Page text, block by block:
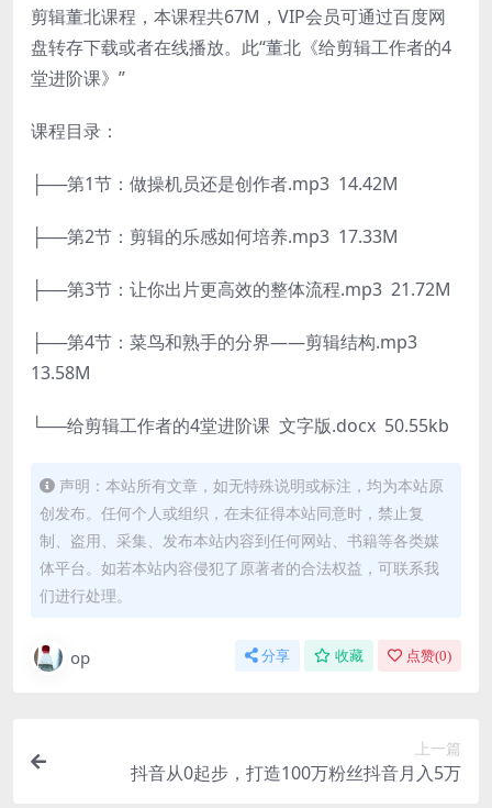
剪辑董北课程，本课程共67M，VIP会员可通过百度网
盘转存下载或者在线播放。此“董北《给剪辑工作者的4
堂进阶课》”
课程目录：
├──第1节：做操机员还是创作者.mp3 14.42M
├──第2节：剪辑的乐感如何培养.mp3 17.33M
├──第3节：让你出片更高效的整体流程.mp3 21.72M
├──第4节：菜鸟和熟手的分界——剪辑结构.mp3
13.58M
└──给剪辑工作者的4堂进阶课 文字版.docx 50.55kb
声明：本站所有文章，如无特殊说明或标注，均为本站原
创发布。任何个人或组织，在未征得本站同意时，禁止复
制、盗用、采集、发布本站内容到任何网站、书籍等各类媒
体平台。如若本站内容侵犯了原著者的合法权益，可联系我
们进行处理。
op 分享 收藏 点赞(0)
上一篇
抖音从0起步，打造100万粉丝抖音月入5万